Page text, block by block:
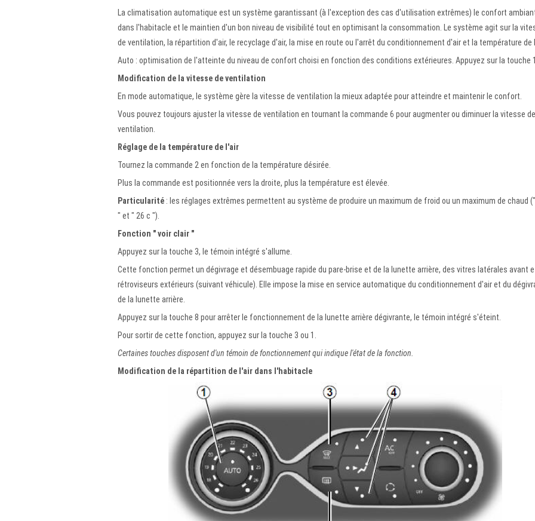
La climatisation automatique est un système garantissant (à l'exception des cas d'utilisation extrêmes) le confort
dans l'habitacle et le maintien d'un bon niveau de visibilité tout en optimisant la consommation. Le système agit sur la
de ventilation, la répartition d'air, le recyclage d'air, la mise en route ou l'arrêt du conditionnement d'air et la température de
Auto : optimisation de l'atteinte du niveau de confort choisi en fonction des conditions extérieures. Appuyez sur la touche
Modification de la vitesse de ventilation
En mode automatique, le système gère la vitesse de ventilation la mieux adaptée pour atteindre et maintenir le confort.
Vous pouvez toujours ajuster la vitesse de ventilation en tournant la commande 6 pour augmenter ou diminuer la vitesse de
ventilation.
Réglage de la température de l'air
Tournez la commande 2 en fonction de la température désirée.
Plus la commande est positionnée vers la droite, plus la température est élevée.
Particularité : les réglages extrêmes permettent au système de produire un maximum de froid ou un maximum de chaud
" et " 26 c ").
Fonction " voir clair "
Appuyez sur la touche 3, le témoin intégré s'allume.
Cette fonction permet un dégivrage et désembuage rapide du pare-brise et de la lunette arrière, des vitres latérales avant
rétroviseurs extérieurs (suivant véhicule). Elle impose la mise en service automatique du conditionnement d'air et du
de la lunette arrière.
Appuyez sur la touche 8 pour arrêter le fonctionnement de la lunette arrière dégivrante, le témoin intégré s'éteint.
Pour sortir de cette fonction, appuyez sur la touche 3 ou 1.
Certaines touches disposent d'un témoin de fonctionnement qui indique l'état de la fonction.
Modification de la répartition de l'air dans l'habitacle